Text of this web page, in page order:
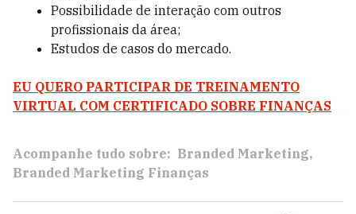
Possibilidade de interação com outros
profissionais da área;
Estudos de casos do mercado.
EU QUERO PARTICIPAR DE TREINAMENTO
VIRTUAL COM CERTIFICADO SOBRE FINANÇAS
Acompanhe tudo sobre: Branded Marketing
Branded Marketing Finanças